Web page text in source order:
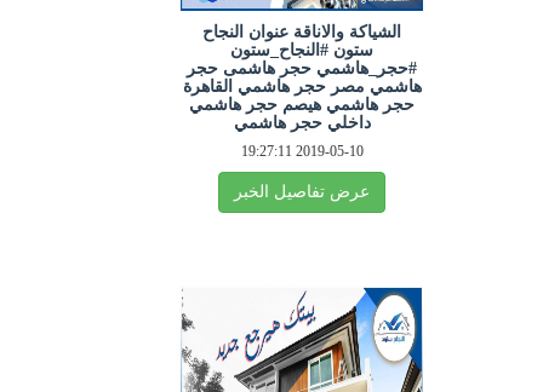
الشياكة والاناقة عنوان النجاح
ستون #النجاح_ستون
#حجر_هاشمي حجر هاشمى حجر
هاشمي مصر حجر هاشمي القاهرة
حجر هاشمي هيصم حجر هاشمي
داخلي حجر هاشمي
2019-05-10 19:27:11
عرض تفاصيل الخبر